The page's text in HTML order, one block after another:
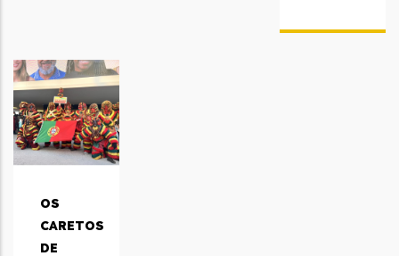
OS
CARETOS
DE